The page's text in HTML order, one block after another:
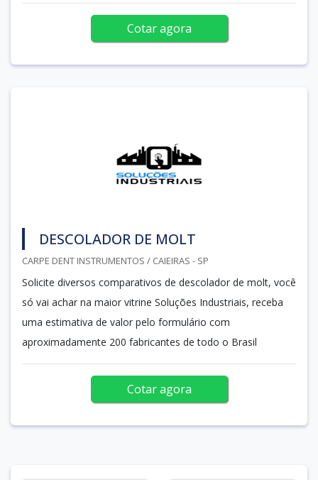
Cotar agora
DESCOLADOR DE MOLT
CARPE DENT INSTRUMENTOS / CAIEIRAS - SP
Solicite diversos comparativos de descolador de molt, você
só vai achar na maior vitrine Soluções Industriais, receba
uma estimativa de valor pelo formulário com
aproximadamente 200 fabricantes de todo o Brasil
Cotar agora